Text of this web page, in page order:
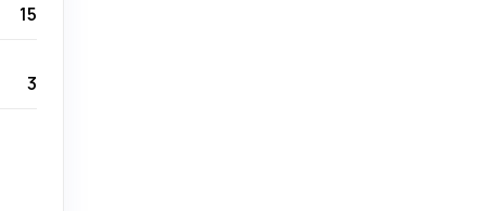
15
3